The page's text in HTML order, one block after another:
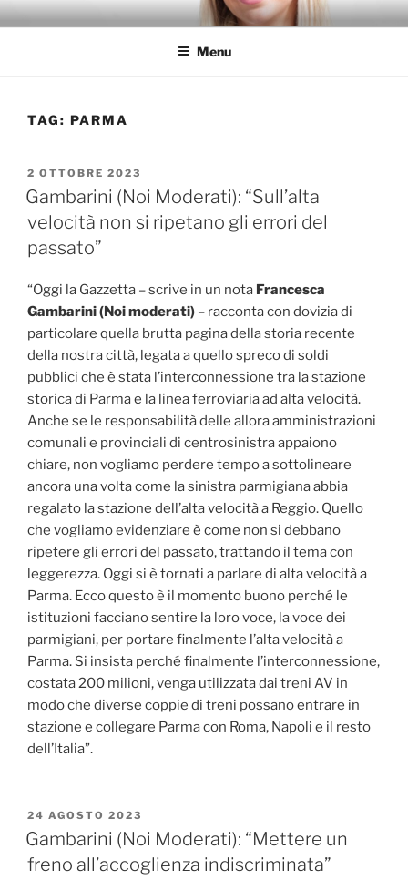
Salta
al
FRANCESCA GAMBARINI
Menu
TAG: PARMA
PUBBLICATO
IL
2 OTTOBRE 2023
Gambarini (Noi Moderati): “Sull’alta
velocità non si ripetano gli errori del
passato”
“Oggi la Gazzetta – scrive in un nota Francesca
Gambarini (Noi moderati) – racconta con dovizia di
particolare quella brutta pagina della storia recente
della nostra città, legata a quello spreco di soldi
pubblici che è stata l’interconnessione tra la stazione
storica di Parma e la linea ferroviaria ad alta velocità.
Anche se le responsabilità delle allora amministrazioni
comunali e provinciali di centrosinistra appaiono
chiare, non vogliamo perdere tempo a sottolineare
ancora una volta come la sinistra parmigiana abbia
regalato la stazione dell’alta velocità a Reggio. Quello
che vogliamo evidenziare è come non si debbano
ripetere gli errori del passato, trattando il tema con
leggerezza. Oggi si è tornati a parlare di alta velocità a
Parma. Ecco questo è il momento buono perché le
istituzioni facciano sentire la loro voce, la voce dei
parmigiani, per portare finalmente l’alta velocità a
Parma. Si insista perché finalmente l’interconnessione,
costata 200 milioni, venga utilizzata dai treni AV in
modo che diverse coppie di treni possano entrare in
stazione e collegare Parma con Roma, Napoli e il resto
dell’Italia”.
PUBBLICATO
IL
24 AGOSTO 2023
Gambarini (Noi Moderati): “Mettere un
freno all’accoglienza indiscriminata”